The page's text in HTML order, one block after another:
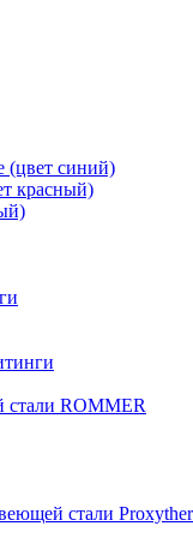
(цвет синий)
красный)
стали ROMMER
стали